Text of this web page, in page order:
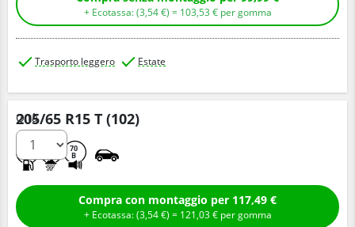
+ Ecotassa: (3,54€ ) = 103,53 € per gomma
Trasporto leggero Estate
205/65 R15 T (102)
70
B
Q.tà
Compra con montaggio per 117,49 €
+ Ecotassa: (3,54€ ) = 121,03€ per gomma